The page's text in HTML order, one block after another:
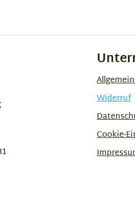
Widerruf
Cookie-